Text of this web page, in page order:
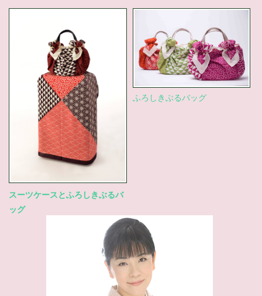
スーツケースとふろしきぶるバ
ッグ
ふろしきぶるバッグ